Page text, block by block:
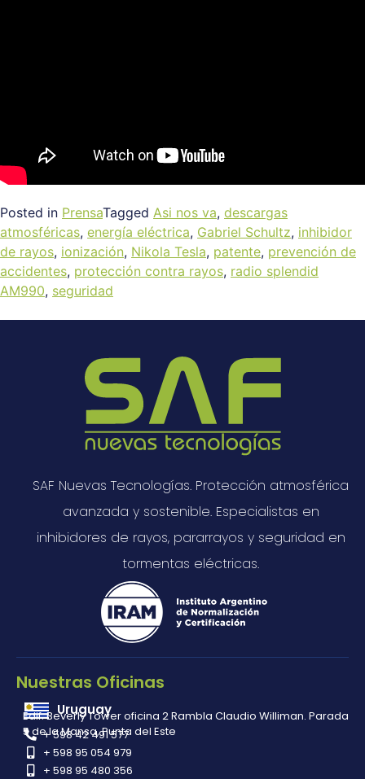
Posted in PrensaTagged Asi nos va, descargas
atmosféricas, energía eléctrica, Gabriel Schultz, inhibidor
de rayos, ionización, Nikola Tesla, patente, prevención de
accidentes, protección contra rayos, radio splendid
AM990, seguridad
SAF Nuevas Tecnologías. Protección atmosférica
avanzada y sostenible. Especialistas en
inhibidores de rayos, pararrayos y seguridad en
tormentas eléctricas.
Nuestras Oficinas
Uruguay
Edif. Beverly Tower oficina 2 Rambla Claudio Williman. Parada
5 de la Mansa, Punta del Este
+ 598 42 491 577
+ 598 95 054 979
+ 598 95 480 356